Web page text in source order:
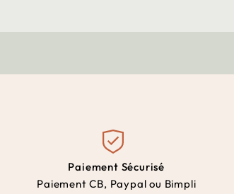
Paiement Sécurisé
Paiement CB, Paypal ou Bimpli